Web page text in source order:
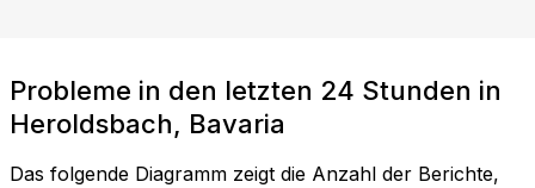
Probleme in den letzten 24 Stunden in
Heroldsbach, Bavaria
Das folgende Diagramm zeigt die Anzahl der Berichte,